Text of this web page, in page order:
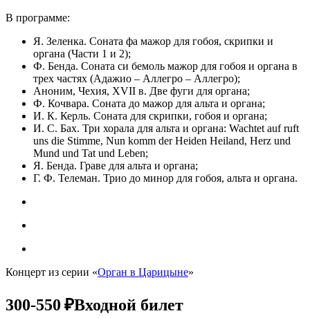
В программе:
Я. Зеленка. Соната фа мажор для гобоя, скрипки и
органа (Части 1 и 2);
Ф. Бенда. Соната си бемоль мажор для гобоя и органа в
трех частях (Адажио – Аллегро – Аллегро);
Аноним, Чехия, XVII в. Две фуги для органа;
Ф. Кочвара. Соната до мажор для альта и органа;
И. К. Керль. Соната для скрипки, гобоя и органа;
И. С. Бах. Три хорала для альта и органа: Wachtet auf ruft
uns die Stimme, Nun komm der Heiden Heiland, Herz und
Mund und Tat und Leben;
Я. Бенда. Граве для альта и органа;
Г. Ф. Телеман. Трио до минор для гобоя, альта и органа.
Концерт из серии «Орган в Царицыне»
300-550 ₽Входной билет